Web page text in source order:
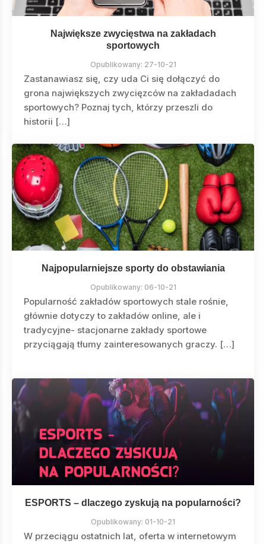
Największe zwycięstwa na zakładach
sportowych
Opublikowany: 27-10-21
Zastanawiasz się, czy uda Ci się dołączyć do
grona największych zwycięzców na zakładadach
sportowych? Poznaj tych, którzy przeszli do
historii […]
Najpopularniejsze sporty do obstawiania
Opublikowany: 06-10-21
Popularność zakładów sportowych stale rośnie,
głównie dotyczy to zakładów online, ale i
tradycyjne- stacjonarne zakłady sportowe
przyciągają tłumy zainteresowanych graczy. […]
ESPORTS – dlaczego zyskują na popularności?
Opublikowany: 01-10-21
W przeciągu ostatnich lat, oferta w internetowym